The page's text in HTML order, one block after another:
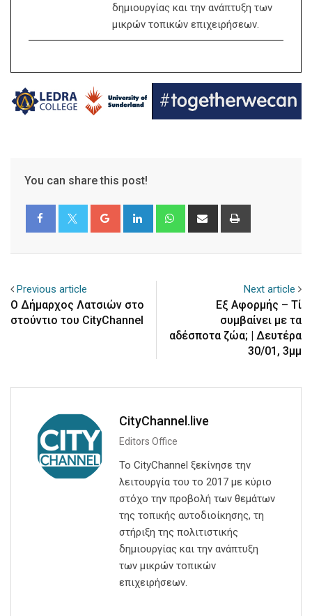
δημιουργίας και την ανάπτυξη των
μικρών τοπικών επιχειρήσεων.
You can share this post!
Google+ LinkedIn WhatsappShare
Previous article
Ο Δήμαρχος Λατσιών στο
στούντιο του CityChannel
Next article
Εξ Αφορμής – Τί
συμβαίνει με τα
αδέσποτα ζώα; | Δευτέρα
30/01, 3μμ
CityChannel.live
Editors Office
Το CityChannel ξεκίνησε την
λειτουργία του το 2017 με κύριο
στόχο την προβολή των θεμάτων
της τοπικής αυτοδιοίκησης, τη
στήριξη της πολιτιστικής
δημιουργίας και την ανάπτυξη
των μικρών τοπικών
επιχειρήσεων.